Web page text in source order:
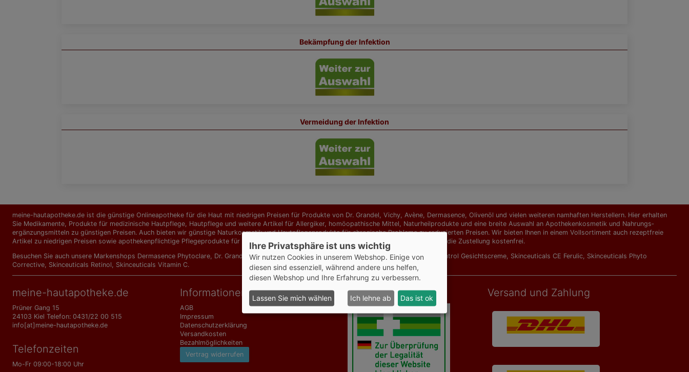
Bekämpfung der Infektion
Vermeidung der Infektion
meine-hautapotheke.de ist die günstige Onlineapotheke für die Haut mit niedrigen Preisen für Produkte von Dr. Grandel, Vichy, Avène, Dermasence, Olivenöl und vielen weiteren namhaften Herstellern. Hier erhalten
Sie Medikamente, Produkte für medizinische Hautpflege, Hautpflege und weitere Artikel für Allergiker, homöopathische Mittel, Naturheilprodukte und eine breite Auswahl an Apothekenkosmetik und Nahrungs­
ergänzungs­mitteln zu günstigen Preisen. Auch bieten wir günstige Naturkosmetik und Hautpflegeprodukte für chronische Probleme zu reduzierten Preisen. Wir bieten Ihnen in einem Vollsortiment auch rezeptfreie
Artikel zu niedrigen Preisen sowie apothekenpflichtige Pflegeprodukte für hochwertige Ansprüche. Ab einem Bestellwert von 129,00 EUR ist die Zustellung kostenfrei.
Besuchen Sie auch unsere Markenshops Dermasence Phytoclare, Dr. Grandel Elements of Nature, Dr. Grandel Hydro Active ,Eucerin AtopiControl Gesichtscreme, Skinceuticals CE Ferulic, Skinceuticals Phyto
Corrective, Skinceuticals Retinol, Skinceuticals Vitamin C.
meine-hautapotheke.de
Prüner Gang 15
24103 Kiel Telefon: 0431/22 00 515
info[at]meine-hautapotheke.de
Telefonzeiten
Mo-Fr 09:00-18:00 Uhr
Informationen
AGB
Impressum
Datenschutzerklärung
Versandkosten
Bezahlmöglichkeiten
Vertrag widerrufen
Geprüfte Sicherheit Versand und Zahlung
Ihre Privatsphäre ist uns wichtig
Wir nutzen Cookies in unserem Webshop. Einige von
diesen sind essenziell, während andere uns helfen,
diesen Webshop und Ihre Erfahrung zu verbessern.
Lassen Sie mich wählen Ich lehne ab Das ist ok